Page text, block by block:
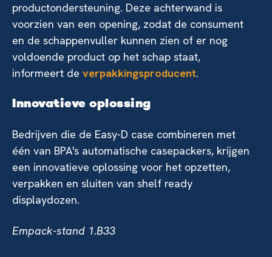
productondersteuning. Deze achterwand is
voorzien van een opening, zodat de consument
en de schappenvuller kunnen zien of er nog
voldoende product op het schap staat,
informeert de verpakkingsproducent.
Innovatieve oplossing
Bedrijven die de Easy-D case combineren met
één van BPA's automatische casepackers, krijgen
een innovatieve oplossing voor het opzetten,
verpakken en sluiten van shelf ready
displaydozen.
Empack-stand 1.B33